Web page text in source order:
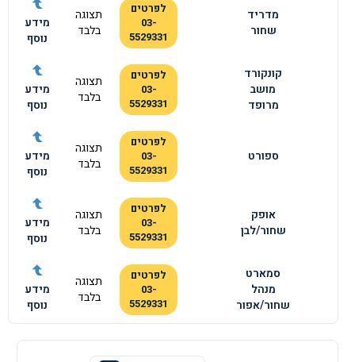
מדריד
שחור
לפרטים
03-
5529331
תצוגה
בלבד
מידע
נוסף
קונקורד
מושב
מרופד
לפרטים
03-
5529331
תצוגה
בלבד
מידע
נוסף
ספורט
לפרטים
03-
5529331
תצוגה
בלבד
מידע
נוסף
אופק
שחור/לבן
לפרטים
03-
5529331
תצוגה
בלבד
מידע
נוסף
סמארט
מנהל
שחור/אפור
לפרטים
03-
5529331
תצוגה
בלבד
מידע
נוסף